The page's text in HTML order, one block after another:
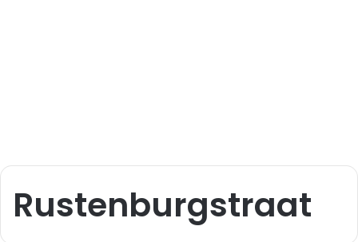
Rustenburgstraat